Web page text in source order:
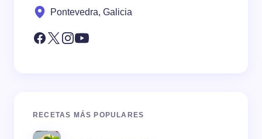
Pontevedra, Galicia
RECETAS MÁS POPULARES